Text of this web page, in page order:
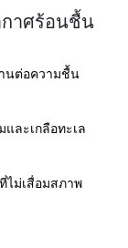
กาศร้อนชื้น
นต่อความชื้น
ละเกลือทะเล
ไม่เสื่อมสภาพ